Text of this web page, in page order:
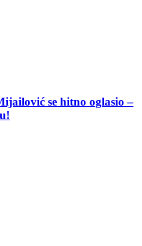
se hitno oglasio –